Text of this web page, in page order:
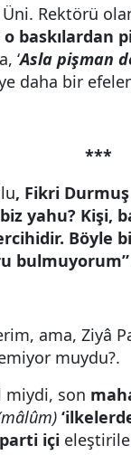
Rektörü
o baskılardan
‘Asla pişman
daha bir
***
, Fikri Durmuş
yahu? Kişi,
Böyle
bulmuyorum”
ama, Ziyâ
muydu?.
miydi, son
parti içi